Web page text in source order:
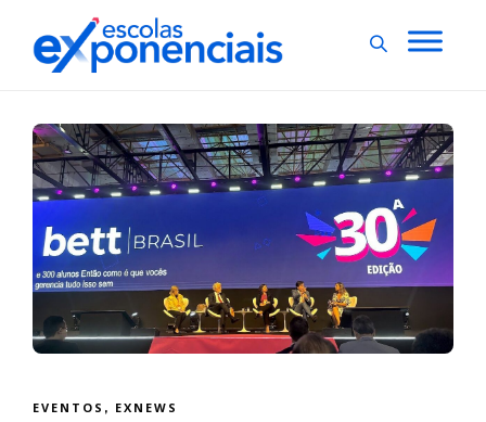
EVENTOS , EXNEWS